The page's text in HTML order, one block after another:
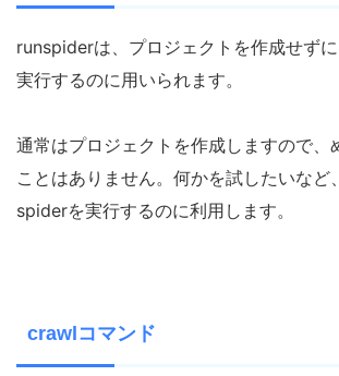
runspiderは、プロジェクトを作成せず
実行するのに用いられます。
通常はプロジェクトを作成しますので、
ことはありません。何かを試したいなど
spiderを実行するのに利用します。
crawlコマンド